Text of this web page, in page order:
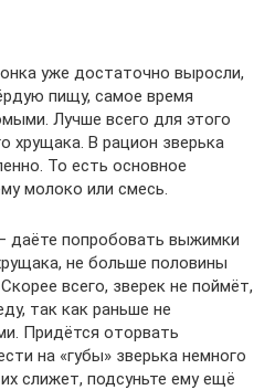
уже достаточно выросли,
пищу, самое время
Лучше всего для этого
хрущака. В рацион зверька
То есть основное
молоко или смесь.
даёте попробовать выжимки
не больше половины
всего, зверек не поймёт,
так как раньше не
Придётся оторвать
на «губы» зверька немного
слижет, подсуньте ему ещё